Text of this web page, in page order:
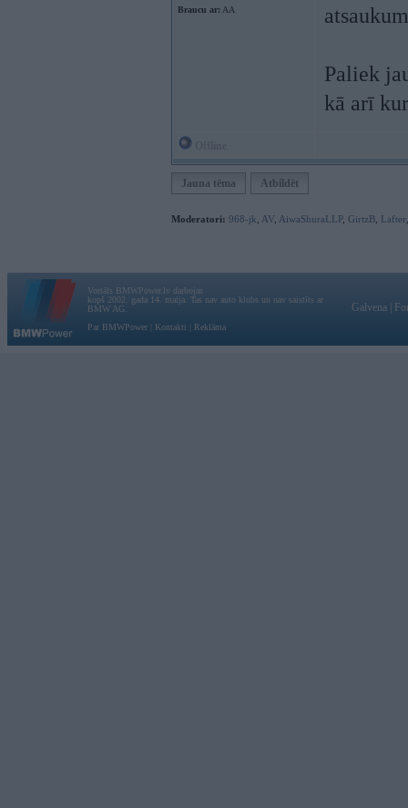
Braucu ar: AA
Paliek
kā arī
Jauna tēma Atbildēt
Moderatori: 968-jk AV AiwaShuraLLP, GirtzB Lafter
Vortāls BMWPower.lv darbojas
kopš 2002. gada 14. maija. Tas nav auto klubs un nav saistīts ar
BMW AG.
Par BMWPower
Kontakti Reklāma
Galvena